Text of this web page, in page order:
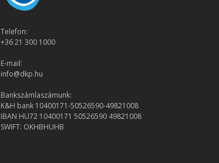
Telefon:
+36 21 300 1000
E-mail:
info@dkp.hu
Bankszámlaszámunk:
K&H bank 10400171-50526590-49821008
IBAN HU72 10400171 50526590 49821008
SWIFT: OKHBHUHB